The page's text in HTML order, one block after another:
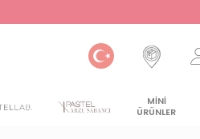
MİNİ
ÜRÜNLER